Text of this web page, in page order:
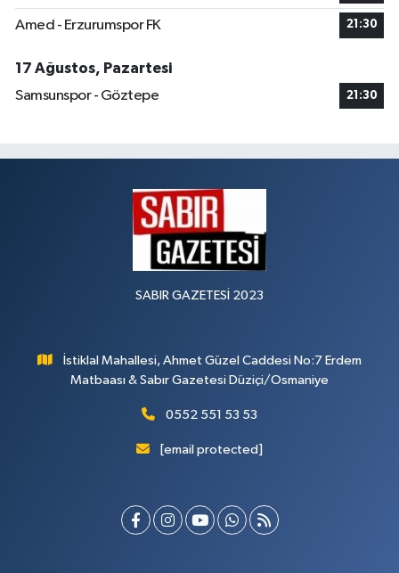
Amed - Erzurumspor FK 21:30
17 Ağustos, Pazartesi
Samsunspor - Göztepe
21:30
SABIR GAZETESİ 2023
İstiklal Mahallesi, Ahmet Güzel Caddesi No:7 Erdem
Matbaası & Sabır Gazetesi Düziçi/Osmaniye
0552 551 53 53
[email protected]